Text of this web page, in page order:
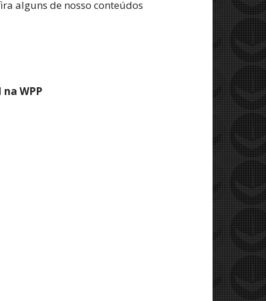
alguns de nosso conteúdos
WPP